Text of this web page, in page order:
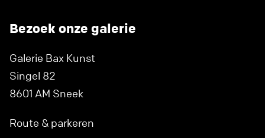
Bezoek onze galerie
Galerie Bax Kunst
Singel 82
8601 AM Sneek
Route & parkeren